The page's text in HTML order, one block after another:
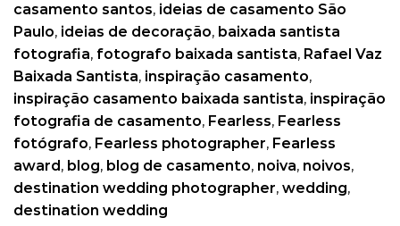
casamento santos, ideias de casamento São
Paulo, ideias de decoração, baixada santista
fotografia, fotografo baixada santista, Rafael Vaz
Baixada Santista, inspiração casamento,
inspiração casamento baixada santista, inspiração
fotografia de casamento, Fearless, Fearless
fotógrafo, Fearless photographer, Fearless
award , blog, blog de casamento, noiva, noivos,
destination wedding photographer, wedding,
destination wedding